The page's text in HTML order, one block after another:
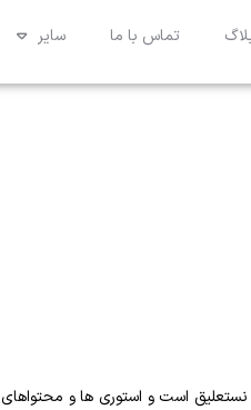
تماس با ما سایر
نستعلیق است و استوری ‌ها و محتواهای